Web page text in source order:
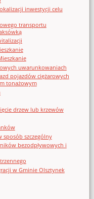
inwestycji celu
transportu
uwarunkowaniach
pojazdów ciężarowych
tonażowym
drzew lub krzewów
szczególny
bezodpływowych i
w Gminie Olsztynek